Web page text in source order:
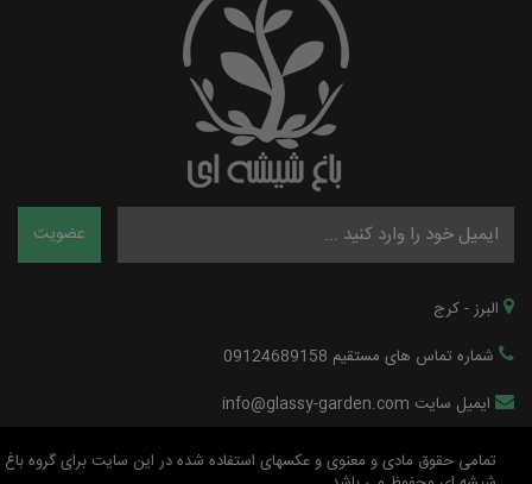
البرز - کرج
شماره تماس های مستقیم 09124689158
ایمیل سایت info@glassy-garden.com
تمامی حقوق مادی و معنوی و عکسهای استفاده شده در این سایت برای گروه باغ